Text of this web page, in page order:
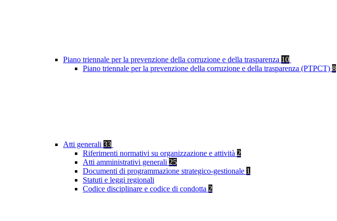
Piano triennale per la prevenzione della corruzione e della trasparenza 10
Piano triennale per la prevenzione della corruzione e della trasparenza (PTPCT) 8
Atti generali 33
Riferimenti normativi su organizzazione e attività 2
Atti amministrativi generali 25
Documenti di programmazione strategico-gestionale 1
Statuti e leggi regionali
Codice disciplinare e codice di condotta 2